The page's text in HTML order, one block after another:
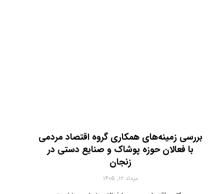
بررسی زمینه‌های همکاری گروه اقتصاد مردمی
با فعالان حوزه پوشاک و صنایع دستی در
زنجان
مرداد ۱۲, ۱۴۰۵